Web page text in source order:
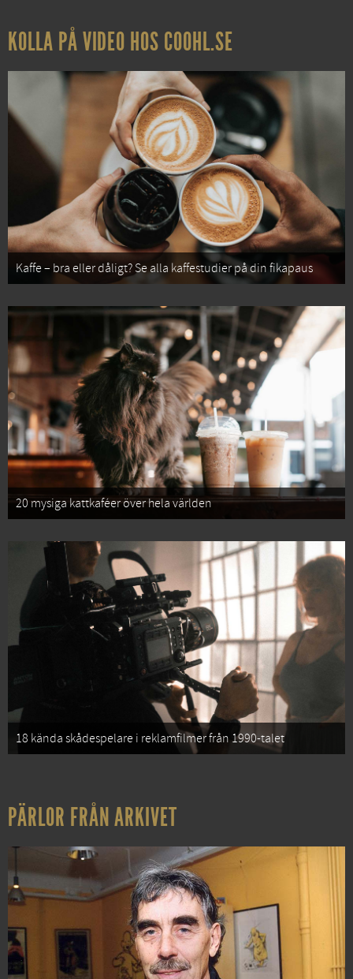
KOLLA PÅ VIDEO HOS COOHL.SE
Kaffe – bra eller dåligt? Se alla kaffestudier på din fikapaus
20 mysiga kattkaféer över hela världen
18 kända skådespelare i reklamfilmer från 1990-talet
PÄRLOR FRÅN ARKIVET